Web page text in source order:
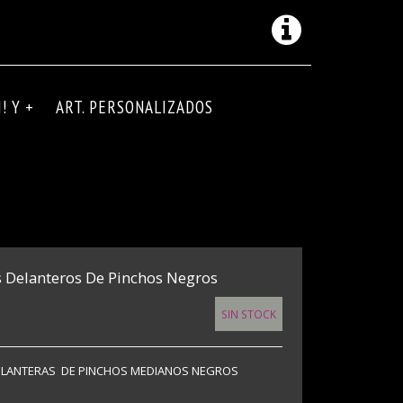
Y + ART. PERSONALIZADOS
Delanteros De Pinchos Negros
SIN STOCK
DE PINCHOS MEDIANOS NEGROS